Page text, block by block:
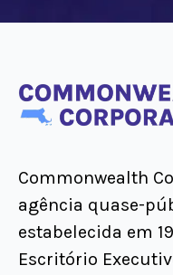
Commonwealth
agência quase-
estabelecida em
Escritório